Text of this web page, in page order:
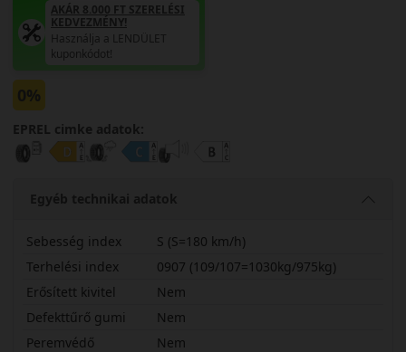
AKÁR 8.000 FT SZERELÉSI
KEDVEZMÉNY!
Használja a LENDÜLET
kuponkódot!
0%
EPREL cimke adatok:
Egyéb technikai adatok
Sebesség index
S (S=180 km/h)
Terhelési index
0907 (109/107=1030kg/975kg)
Erősített kivitel
Nem
Defekttűrő gumi
Nem
Peremvédő
Nem